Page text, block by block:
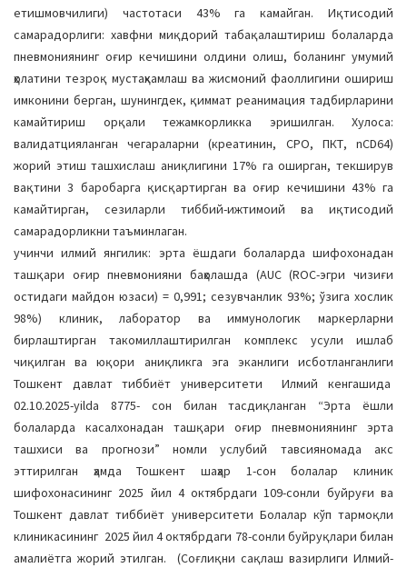
етишмовчилиги) частотаси 43% га камайган. Иқтисодий
самарадорлиги: хавфни миқдорий табақалаштириш болаларда
пневмониянинг оғир кечишини олдини олиш, боланинг умумий
ҳолатини тезроқ мустаҳкамлаш ва жисмоний фаоллигини ошириш
имконини берган, шунингдек, қиммат реанимация тадбирларини
камайтириш орқали тежамкорликка эришилган. Хулоса:
валидатцияланган чегараларни (креатинин, СРО, ПКТ, nCD64)
жорий этиш ташхислаш аниқлигини 17% га оширган, текширув
вақтини 3 баробарга қисқартирган ва оғир кечишини 43% га
камайтирган, сезиларли тиббий-ижтимоий ва иқтисодий
самарадорликни таъминлаган.
учинчи илмий янгилик: эрта ёшдаги болаларда шифохонадан
ташқари оғир пневмонияни баҳолашда (AUC (ROC-эгри чизиғи
остидаги майдон юзаси) = 0,991; сезувчанлик 93%; ўзига хослик
98%) клиник, лаборатор ва иммунологик маркерларни
бирлаштирган такомиллаштирилган комплекс усули ишлаб
чиқилган ва юқори аниқликга эга эканлиги исботланганлиги
Тошкент давлат тиббиёт университети Илмий кенгашида
02.10.2025-yilda 8775- сон билан тасдиқланган “Эрта ёшли
болаларда касалхонадан ташқари оғир пневмониянинг эрта
ташхиси ва прогнози” номли услубий тавсияномада акс
эттирилган ҳамда Тошкент шаҳар 1-сон болалар клиник
шифохонасининг 2025 йил 4 октябрдаги 109-сонли буйруғи ва
Тошкент давлат тиббиёт университети Болалар кўп тармоқли
клиникасининг 2025 йил 4 октябрдаги 78-сонли буйруқлари билан
амалиётга жорий этилган. (Соғлиқни сақлаш вазирлиги Илмий-